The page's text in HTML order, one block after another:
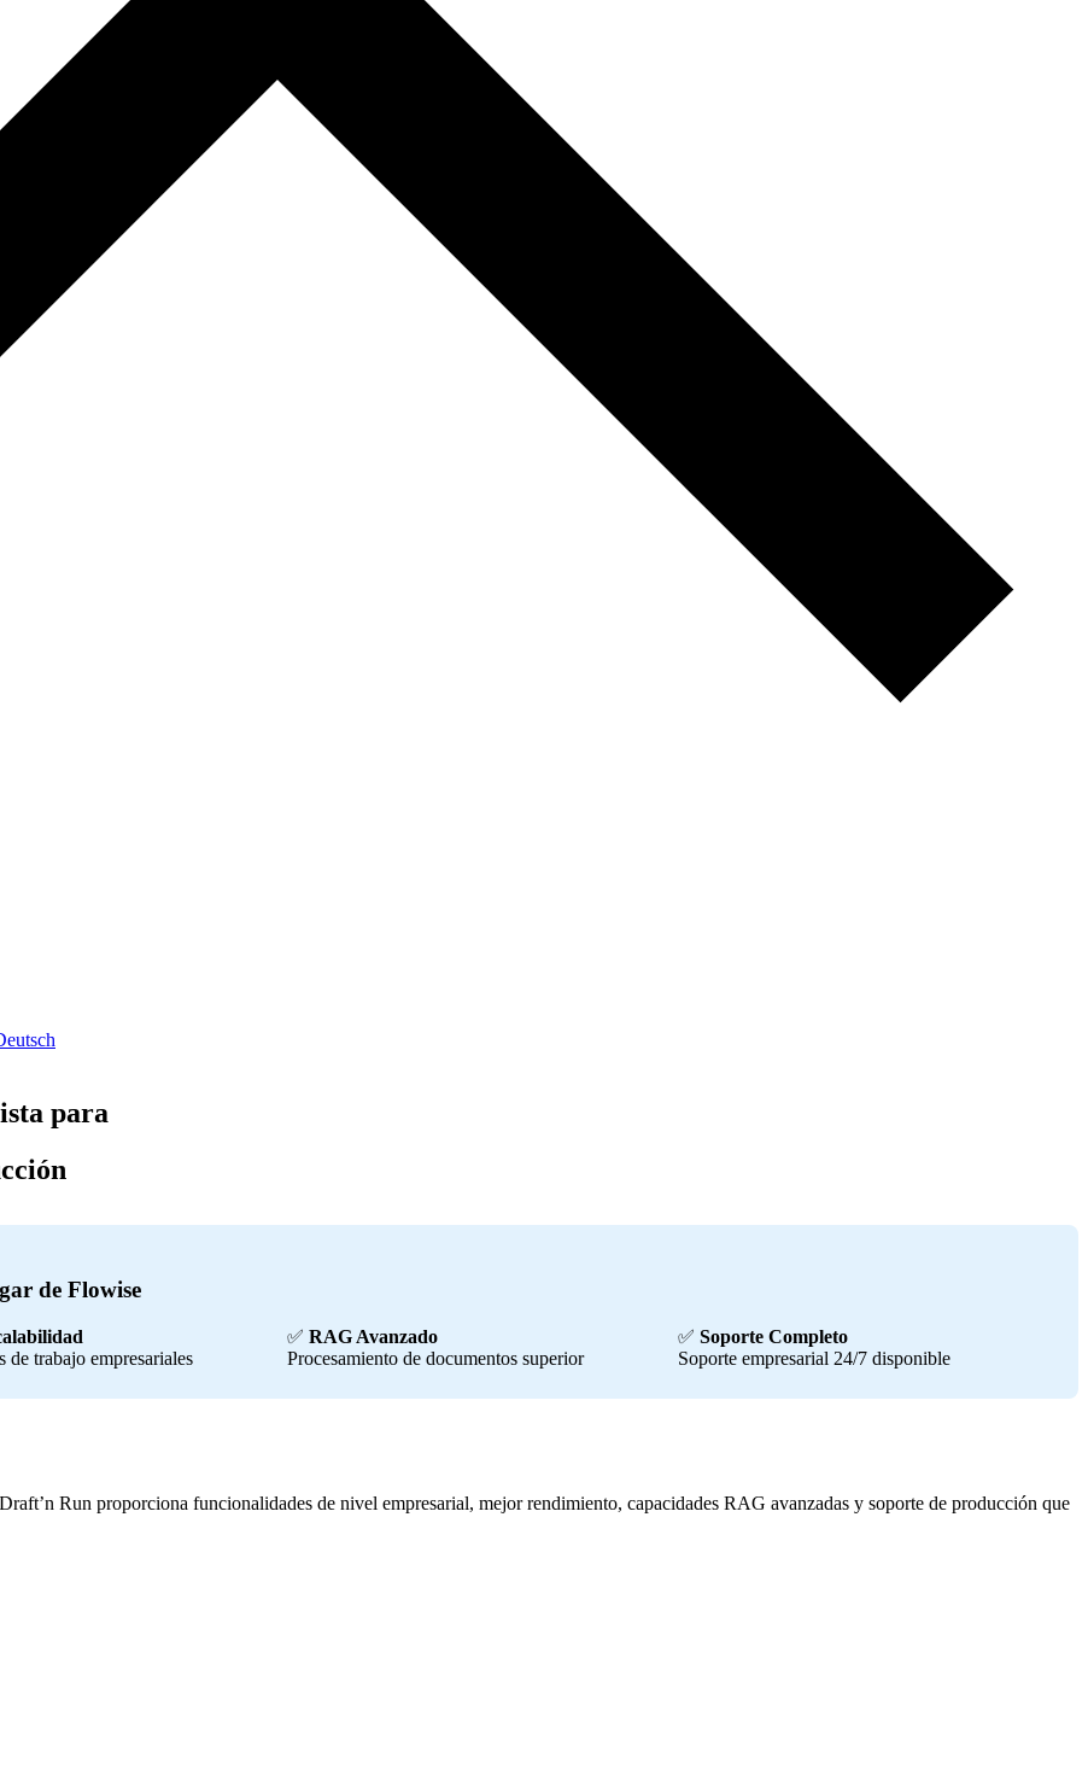
para
de Flowise
de trabajo empresariales
✅ RAG Avanzado
Procesamiento de documentos superior
✅ Soporte Completo
Soporte empresarial 24/7 disponible
Run proporciona funcionalidades de nivel empresarial, mejor rendimiento, capacidades RAG avanzadas y soporte de producción que